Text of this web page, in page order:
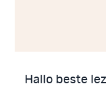
Hallo beste